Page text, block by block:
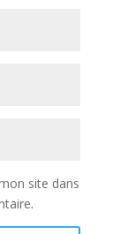
site dans